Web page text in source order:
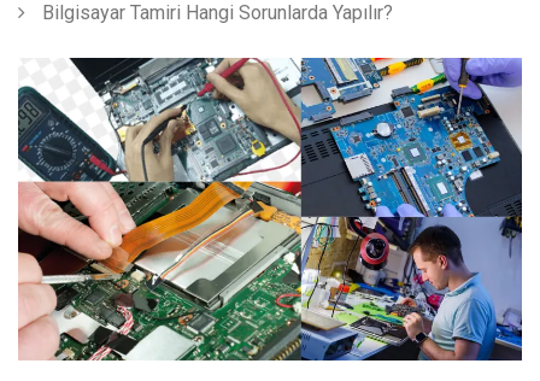
Bilgisayar Tamiri Hangi Sorunlarda Yapılır?